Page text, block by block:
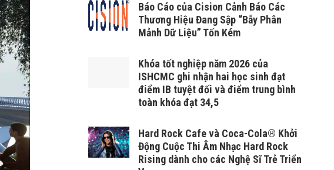
Báo Cáo của Cision Cảnh Báo Các
Thương Hiệu Đang Sập “Bẫy Phân
Mảnh Dữ Liệu” Tốn Kém
Khóa tốt nghiệp năm 2026 của
ISHCMC ghi nhận hai học sinh đạt
điểm IB tuyệt đối và điểm trung bình
toàn khóa đạt 34,5
Hard Rock Cafe và Coca-Cola® Khởi
Động Cuộc Thi Âm Nhạc Hard Rock
Rising dành cho các Nghệ Sĩ Trẻ Triển